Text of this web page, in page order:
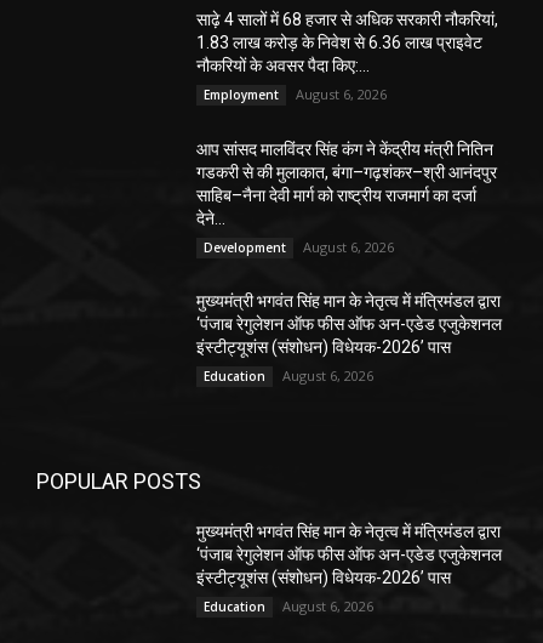
साढ़े 4 सालों में 68 हजार से अधिक सरकारी नौकरियां,
1.83 लाख करोड़ के निवेश से 6.36 लाख प्राइवेट
नौकरियों के अवसर पैदा किए:...
Employment August 6, 2026
आप सांसद मालविंदर सिंह कंग ने केंद्रीय मंत्री नितिन
गडकरी से की मुलाकात, बंगा–गढ़शंकर–श्री आनंदपुर
साहिब–नैना देवी मार्ग को राष्ट्रीय राजमार्ग का दर्जा
देने...
Development August 6, 2026
मुख्यमंत्री भगवंत सिंह मान के नेतृत्व में मंत्रिमंडल द्वारा
‘पंजाब रेगुलेशन ऑफ फीस ऑफ अन-एडेड एजुकेशनल
इंस्टीट्यूशंस (संशोधन) विधेयक-2026’ पास
Education August 6, 2026
POPULAR POSTS
मुख्यमंत्री भगवंत सिंह मान के नेतृत्व में मंत्रिमंडल द्वारा
‘पंजाब रेगुलेशन ऑफ फीस ऑफ अन-एडेड एजुकेशनल
इंस्टीट्यूशंस (संशोधन) विधेयक-2026’ पास
Education August 6, 2026